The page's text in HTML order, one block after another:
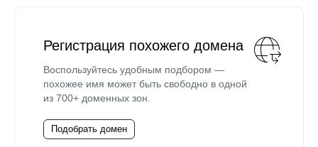
Регистрация похожего домена
Воспользуйтесь удобным подбором —
похожее имя может быть свободно в одной
из 700+ доменных зон.
Подобрать домен